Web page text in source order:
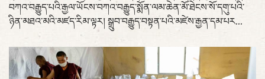
བཀའ་བརྒྱུད་པའི་རྒྱལ་ཡོངས་བཀའ་བརྒྱུད་སྨོན་ལམ་ཆེན་མོ་ཐེངས་སོ་དགུ་པའི་
ཉིན་མཐའ་མའི་མཛད་རིམ་ལྟར། སྒྲུབ་བརྒྱུད་བསྟན་པའི་མཛེས་རྒྱན་དམ་པར...